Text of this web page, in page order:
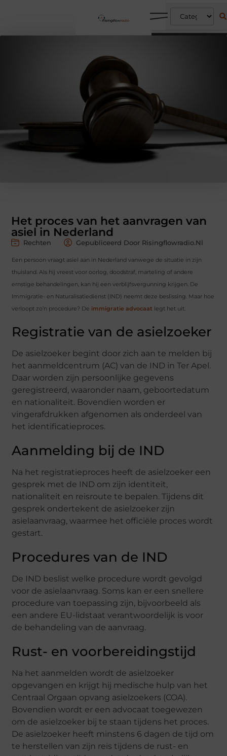
Het proces van het aanvragen van
asiel in Nederland
Rechten Gepubliceerd Door Risingflowradio.nl
Een persoon vraagt asiel aan in Nederland vanwege de situatie in zijn
thuisland. Als hij vreest voor oorlog, doodstraf, marteling of andere
ernstige behandelingen, kan hij een verblijfsvergunning krijgen. De
Immigratie- en Naturalisatiedienst (IND) neemt deze beslissing. Maar hoe
verloopt zo’n procedure? De immigratie advocaat legt het uit.
Registratie van de asielzoeker
De asielzoeker begint door zich aan te melden bij
het aanmeldcentrum (AC) van de IND in Ter Apel.
Daar worden zijn persoonlijke gegevens
geregistreerd, waaronder naam, geboortedatum
en nationaliteit. Bovendien worden er
vingerafdrukken afgenomen als onderdeel van
het identificatieproces.
Aanmelding bij de IND
Na het registratieproces heeft de asielzoeker een
gesprek met de IND om zijn identiteit,
nationaliteit en reisroute te bepalen. Tijdens dit
gesprek ondertekent de asielzoeker zijn
asielaanvraag, waarmee het officiële proces wordt
gestart.
Procedures van de IND
De IND beslist welke procedure wordt gevolgd
voor de asielaanvraag. Soms kan er een snellere
procedure van toepassing zijn, bijvoorbeeld als
een andere EU-lidstaat verantwoordelijk is voor
de behandeling van de aanvraag.
Rust- en voorbereidingstijd
Na het aanmelden wordt de asielzoeker
opgevangen en krijgt hij medische hulp van het
Centraal Orgaan opvang asielzoekers (COA).
Bovendien wordt er een advocaat toegewezen
om de asielzoeker bij te staan tijdens het proces.
De asielzoeker heeft minstens 6 dagen de tijd om
te herstellen van zijn reis tijdens de rust- en